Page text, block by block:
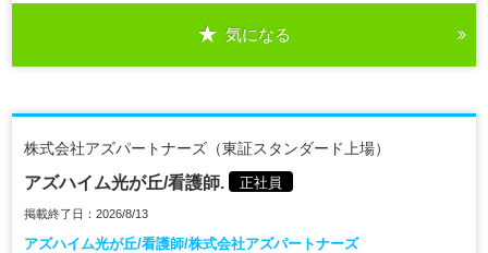
気になる
株式会社アズパートナーズ（東証スタンダード上場）
アズハイム光が丘/看護師. 正社員
掲載終了日：2026/8/13
アズハイム光が丘/看護師/株式会社アズパートナーズ